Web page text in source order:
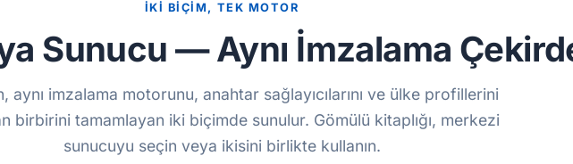
İKİ BİÇİM, TEK MOTOR
Sunucu — Aynı İmzalama
aynı imzalama motorunu, anahtar sağlayıcılarını ve ülke profillerini
birbirini tamamlayan iki biçimde sunulur. Gömülü kitaplığı, merkezi
sunucuyu seçin veya ikisini birlikte kullanın.